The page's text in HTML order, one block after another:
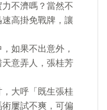
不濟嗎？當然不
高掛免戰牌，讓
如果不出意外，
意弄人，張桂芳
大呼「既生張桂
屢試不爽，可偏